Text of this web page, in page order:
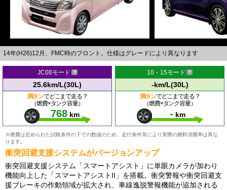
14年(H26)12月、FMC時のフロント。仕様はグレードにより異なります
JC08モード
25.6km/L(30L)
満タンでどこまで走る？
（燃費×タンク容量）
768 km
10・15モード
-km/L(30L)
満タンでどこまで走る？
（燃費×タンク容量）
- km
※燃費は定められた試験条件の下での数値のため、走行条件等により実際の燃料消費率は異な
ります。
衝突回避支援システムがバージョンアップ
衝突回避支援システム「スマートアシスト」に単眼カメラが加わり
機能向上した「スマートアシストII」を搭載。衝突警報や衝突回避支
援ブレーキの作動領域が拡大され、車線逸脱警報機能が追加される